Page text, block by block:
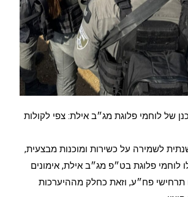
של לוחמי פלוגת מג״ב אילת: צפי לקולות
לשמירה על כשירות ומוכנות מבצעית,
לוחמי פלוגת בט״פ מג״ב אילת, אימונים
פח״ע, וזאת כחלק מההיערכות